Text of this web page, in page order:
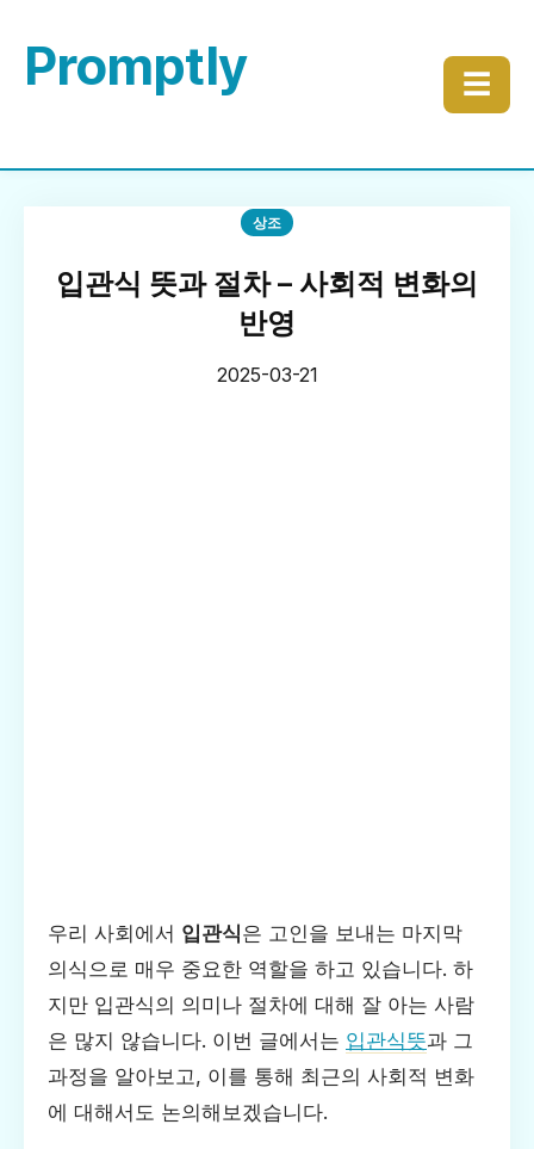
Promptly ☰
상조
입관식 뜻과 절차 – 사회적 변화의
반영
2025-03-21
우리 사회에서 입관식은 고인을 보내는 마지막
의식으로 매우 중요한 역할을 하고 있습니다. 하
지만 입관식의 의미나 절차에 대해 잘 아는 사람
은 많지 않습니다. 이번 글에서는 입관식뜻과 그
과정을 알아보고, 이를 통해 최근의 사회적 변화
에 대해서도 논의해보겠습니다.